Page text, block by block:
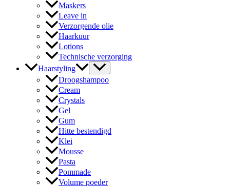
Maskers
Leave in
Verzorgende olie
Haarkuur
Lotions
Technische verzorging
Haarstyling
Droogshampoo
Cream
Crystals
Gel
Gum
Hitte bestendigd
Klei
Mousse
Pasta
Pommade
Volume poeder